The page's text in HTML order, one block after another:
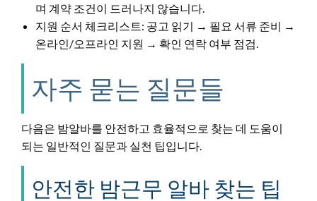
며 계약 조건이 드러나지 않습니다.
지원 순서 체크리스트: 공고 읽기 → 필요 서류 준비 →
온라인/오프라인 지원 → 확인 연락 여부 점검.
자주 묻는 질문들
다음은 밤알바를 안전하고 효율적으로 찾는 데 도움이
되는 일반적인 질문과 실천 팁입니다.
안전한 밤근무 알바 찾는 팁